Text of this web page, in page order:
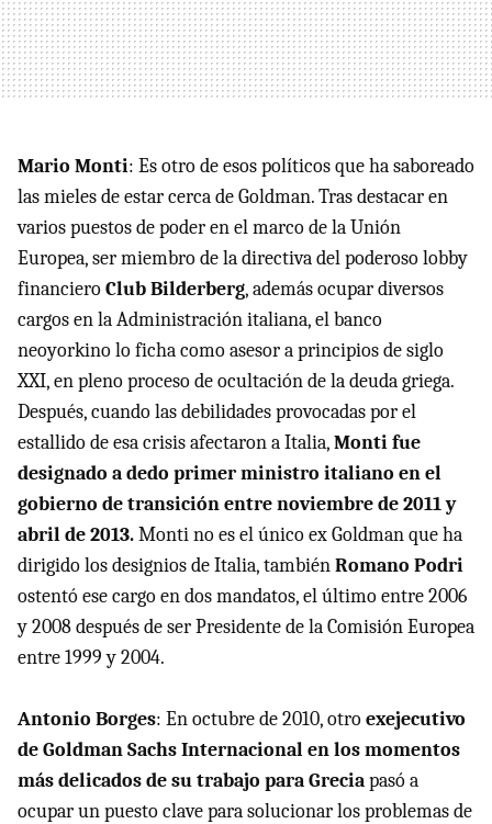
Mario Monti: Es otro de esos políticos que ha saboreado
las mieles de estar cerca de Goldman. Tras destacar en
varios puestos de poder en el marco de la Unión
Europea, ser miembro de la directiva del poderoso lobby
financieroClub Bilderberg, además ocupar diversos
cargos en la Administración italiana, el banco
neoyorkino lo ficha como asesor a principios de siglo
XXI, en pleno proceso de ocultación de la deuda griega.
Después, cuando las debilidades provocadas por el
estallido de esa crisis afectaron a Italia,Monti fue
designado a dedo primer ministro italiano en el
gobierno de transición entre noviembre de 2011 y
abril de 2013.Monti no es el único ex Goldman que ha
dirigido los designios de Italia, tambiénRomano Podri
ostentó ese cargo en dos mandatos, el último entre 2006
y 2008 después de ser Presidente de la Comisión Europea
entre 1999 y 2004.
Antonio Borges: En octubre de 2010, otroexejecutivo
de Goldman Sachs Internacional en los momentos
más delicados de su trabajo para Greciapasó a
ocupar un puesto clave para solucionar los problemas de